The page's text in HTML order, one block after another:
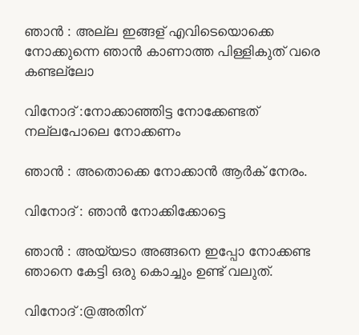
ഞാൻ : അല്ല ഇങ്ങള് എവിടെയൊക്കെ
നോക്കുന്നെ ഞാൻ കാണാത്ത പിള്ളികുത് വരെ
കണ്ടല്ലോ
വിനോദ് :നോക്കാഞ്ഞിട്ട നോക്കേണ്ടത്
നല്ലപോലെ നോക്കണം
ഞാൻ : അതൊക്കെ നോക്കാൻ ആർക് നേരം.
വിനോദ് : ഞാൻ നോക്കിക്കോട്ടെ
ഞാൻ : അയ്യടാ അങ്ങനെ ഇപ്പോ നോക്കണ്ട
ഞാനെ കേട്ടി ഒരു കൊച്ചും ഉണ്ട് വലുത്.
വിനോദ് :@അതിന്